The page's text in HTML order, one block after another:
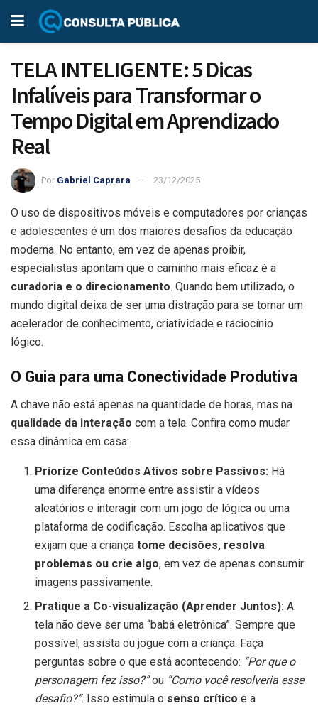
TELA INTELIGENTE: 5 Dicas
Infalíveis para Transformar o
Tempo Digital em Aprendizado
Real
Por Gabriel Caprara 23/12/2025
O uso de dispositivos móveis e computadores por crianças
e adolescentes é um dos maiores desafios da educação
moderna. No entanto, em vez de apenas proibir,
especialistas apontam que o caminho mais eficaz é a
curadoria e o direcionamento. Quando bem utilizado, o
mundo digital deixa de ser uma distração para se tornar um
acelerador de conhecimento, criatividade e raciocínio
lógico.
O Guia para uma Conectividade Produtiva
A chave não está apenas na quantidade de horas, mas na
qualidade da interação com a tela. Confira como mudar
essa dinâmica em casa:
Priorize Conteúdos Ativos sobre Passivos: Há
uma diferença enorme entre assistir a vídeos
aleatórios e interagir com um jogo de lógica ou uma
plataforma de codificação. Escolha aplicativos que
exijam que a criançatome decisões, resolva
problemas ou crie algo, em vez de apenas consumir
imagens passivamente.
Pratique a Co-visualização (Aprender Juntos): A
tela não deve ser uma “babá eletrônica”. Sempre que
possível, assista ou jogue com a criança. Faça
perguntas sobre o que está acontecendo: “Por que o
personagem fez isso?”ou “Como você resolveria esse
desafio?”. Isso estimula o senso crítico e a